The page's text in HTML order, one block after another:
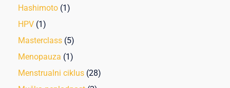
Hashimoto (1)
HPV (1)
Masterclass (5)
Menopauza (1)
Menstrualni ciklus (28)